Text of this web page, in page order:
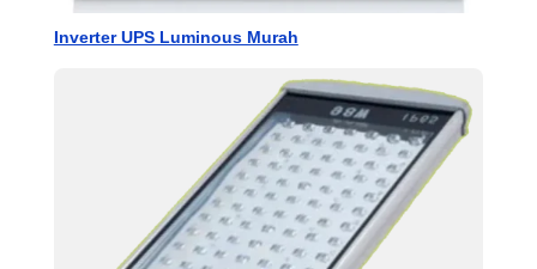
Inverter UPS Luminous Murah